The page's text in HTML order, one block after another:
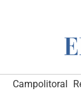
Campolitoral